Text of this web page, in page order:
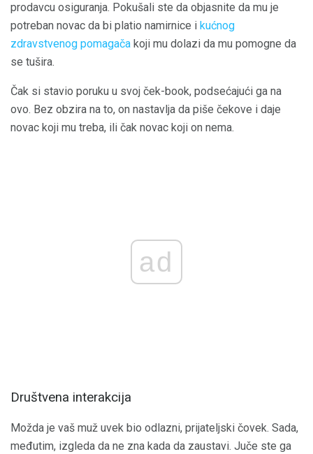
prodavcu osiguranja. Pokušali ste da objasnite da mu je
potreban novac da bi platio namirnice i kućnog
zdravstvenog pomagača koji mu dolazi da mu pomogne da
se tušira.
Čak si stavio poruku u svoj ček-book, podsećajući ga na
ovo. Bez obzira na to, on nastavlja da piše čekove i daje
novac koji mu treba, ili čak novac koji on nema.
ad
Društvena interakcija
Možda je vaš muž uvek bio odlazni, prijateljski čovek. Sada,
međutim, izgleda da ne zna kada da zaustavi. Juče ste ga